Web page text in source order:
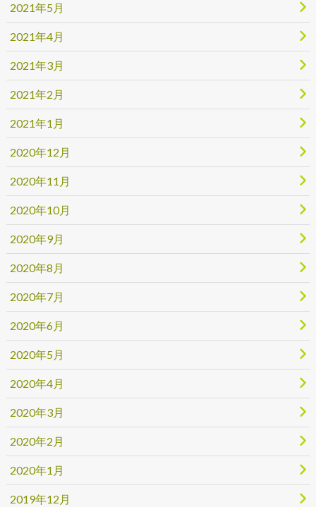
2021年5月
2021年4月
2021年3月
2021年2月
2021年1月
2020年12月
2020年11月
2020年10月
2020年9月
2020年8月
2020年7月
2020年6月
2020年5月
2020年4月
2020年3月
2020年2月
2020年1月
2019年12月